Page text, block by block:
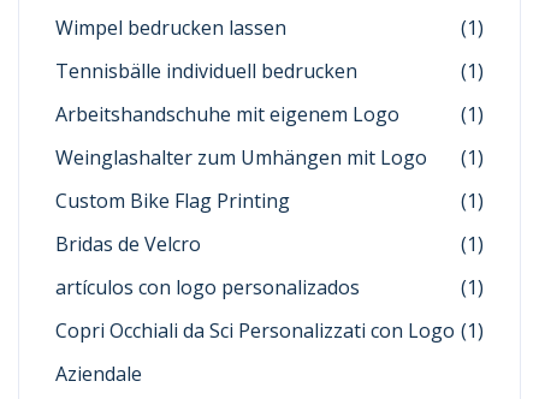
Wimpel bedrucken lassen
(1)
Tennisbälle individuell bedrucken
(1)
Arbeitshandschuhe mit eigenem Logo
(1)
Weinglashalter zum Umhängen mit Logo
(1)
Custom Bike Flag Printing
(1)
Bridas de Velcro
(1)
artículos con logo personalizados
(1)
Copri Occhiali da Sci Personalizzati con Logo
Aziendale
(1)